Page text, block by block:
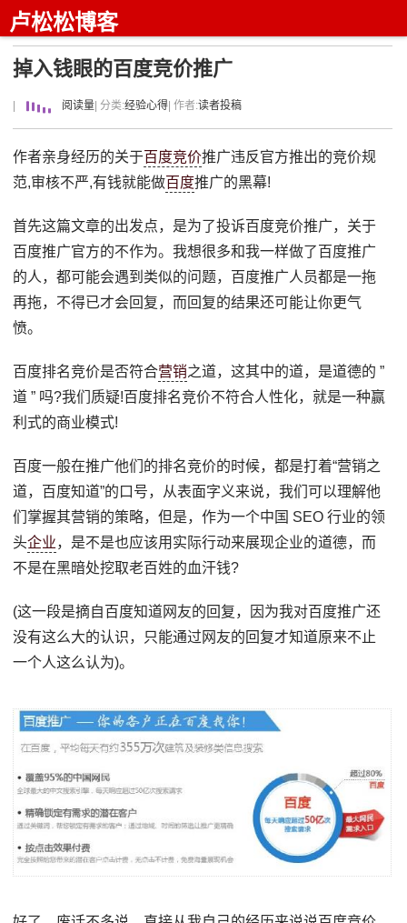
卢松松博客
掉入钱眼的百度竞价推广
阅读量 | 分类:经验心得 | 作者:读者投稿
作者亲身经历的关于百度竞价推广违反官方推出的竞价规
范,审核不严,有钱就能做百度推广的黑幕!
首先这篇文章的出发点，是为了投诉百度竞价推广，关于
百度推广官方的不作为。我想很多和我一样做了百度推广
的人，都可能会遇到类似的问题，百度推广人员都是一拖
再拖，不得已才会回复，而回复的结果还可能让你更气
愤。
百度排名竞价是否符合营销之道，这其中的道，是道德的 ”
道 ” 吗?我们质疑!百度排名竞价不符合人性化，就是一种赢
利式的商业模式!
百度一般在推广他们的排名竞价的时候，都是打着“营销之
道，百度知道”的口号，从表面字义来说，我们可以理解他
们掌握其营销的策略，但是，作为一个中国 SEO 行业的领
头企业，是不是也应该用实际行动来展现企业的道德，而
不是在黑暗处挖取老百姓的血汗钱?
(这一段是摘自百度知道网友的回复，因为我对百度推广还
没有这么大的认识，只能通过网友的回复才知道原来不止
一个人这么认为)。